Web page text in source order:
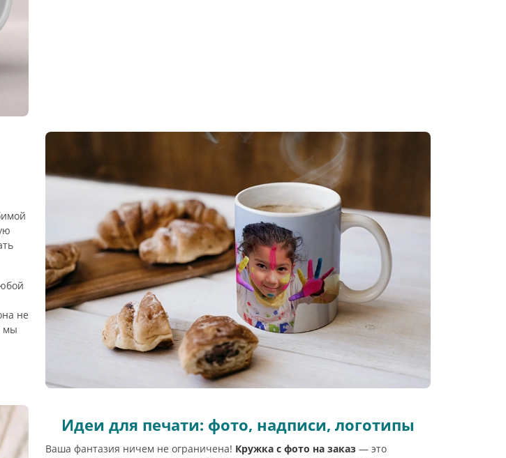
не
мы
Идеи для печати: фото, надписи, логотипы
Ваша фантазия ничем не ограничена! Кружка с фото на заказ — это